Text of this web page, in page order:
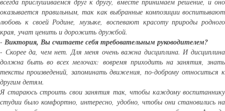
оказывается правильным, так как выбранные композиции воспитывают
любовь к своей Родине, музыке, воспевают красоту природы родного
края, учат ценить и дорожить дружбой.
- Виктория, Вы считаете себя требовательным руководителем?
- Скорее да, чем нет. Для меня очень важна дисциплина. И дисциплина
должна быть во всех мелочах: вовремя приходить на занятия, знать
тексты произведений, запоминать движения, по-доброму относиться к
другим детям.
Я стараюсь строить свои занятия так, чтобы каждому воспитаннику
студии было комфортно, интересно, удобно, чтобы они становились на